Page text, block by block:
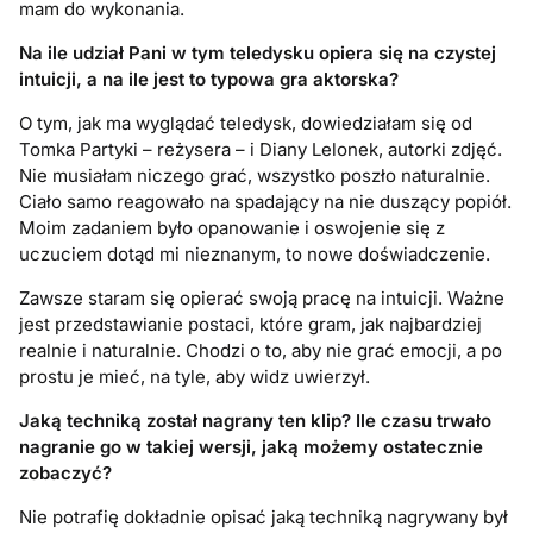
mam do wykonania.
Na ile udział Pani w tym teledysku opiera się na czystej
intuicji, a na ile jest to typowa gra aktorska?
O tym, jak ma wyglądać teledysk, dowiedziałam się od
Tomka Partyki – reżysera – i Diany Lelonek, autorki zdjęć.
Nie musiałam niczego grać, wszystko poszło naturalnie.
Ciało samo reagowało na spadający na nie duszący popiół.
Moim zadaniem było opanowanie i oswojenie się z
uczuciem dotąd mi nieznanym, to nowe doświadczenie.
Zawsze staram się opierać swoją pracę na intuicji. Ważne
jest przedstawianie postaci, które gram, jak najbardziej
realnie i naturalnie. Chodzi o to, aby nie grać emocji, a po
prostu je mieć, na tyle, aby widz uwierzył.
Jaką techniką został nagrany ten klip? Ile czasu trwało
nagranie go w takiej wersji, jaką możemy ostatecznie
zobaczyć?
Nie potrafię dokładnie opisać jaką techniką nagrywany był